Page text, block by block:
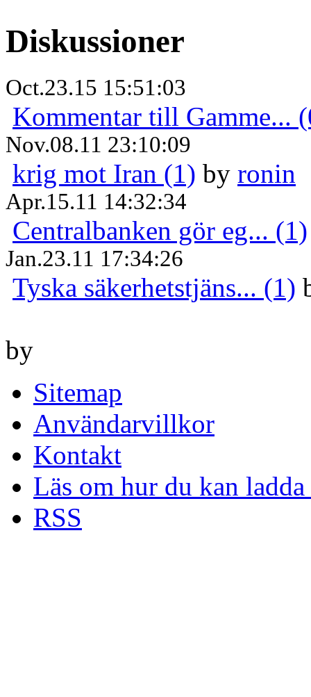
Diskussioner
Oct.23.15 15:51:03
Kommentar till Gamme...
Nov.08.11 23:10:09
krig mot Iran (1) by ronin
Apr.15.11 14:32:34
Centralbanken gör eg... (1)
Jan.23.11 17:34:26
Tyska säkerhetstjäns... (1)
by
Sitemap
Användarvillkor
Kontakt
Läs om hur du kan
RSS